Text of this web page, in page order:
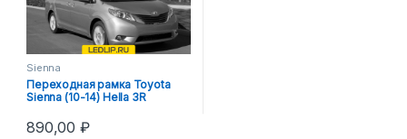
Sienna
Переходная рамка Toyota
Sienna (10-14) Hella 3R
890,00₽